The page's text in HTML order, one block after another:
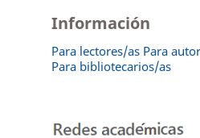
Información
Para lectores/as Para
Para bibliotecarios/as